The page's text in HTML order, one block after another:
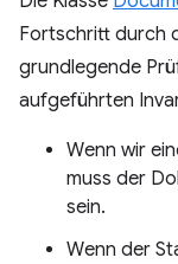
Fortschritt durch
grundlegende
aufgeführten
Wenn wir
muss der
sein.
Wenn der